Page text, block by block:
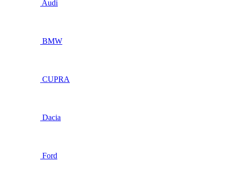
Audi
BMW
CUPRA
Dacia
Ford